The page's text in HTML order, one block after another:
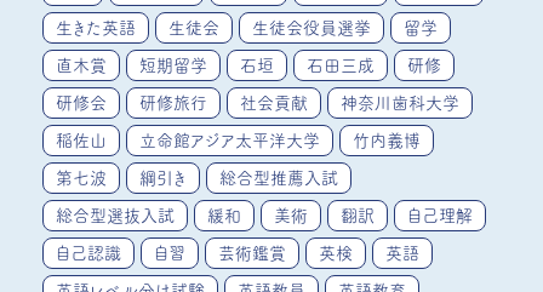
生きた英語 生徒会 生徒会役員選挙 留学
直木賞 短期留学 石垣 石田三成 研修
研修会 研修旅行 社会貢献 神奈川歯科大学
稲佐山 立命館アジア太平洋大学 竹内義博
第七波 綱引き 総合型推薦入試
総合型選抜入試 緩和 美術 翻訳 自己理解
自己認識 自習 芸術鑑賞 英検 英語